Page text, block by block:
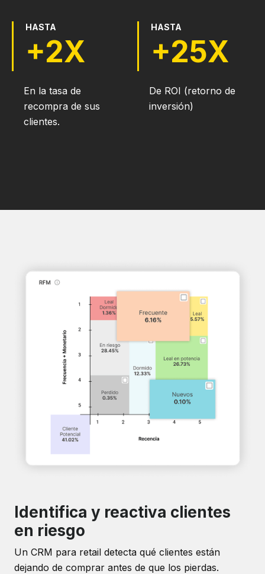
HASTA
+2X
En la tasa de
recompra de sus
clientes.
HASTA
+25X
De ROI (retorno de
inversión)
Identifica y reactiva clientes
en riesgo
Un CRM para retail detecta qué clientes están
dejando de comprar antes de que los pierdas.